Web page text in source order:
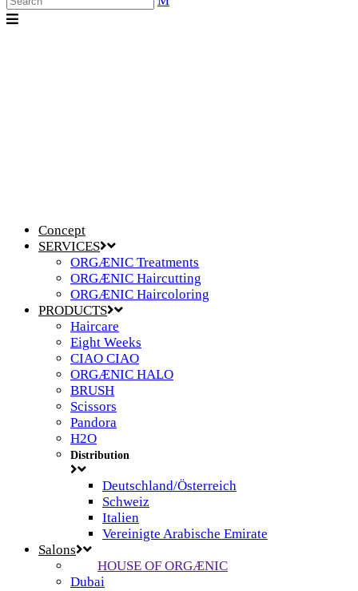
Concept
SERVICES
ORGÆNIC Treatments
ORGÆNIC Haircutting
ORGÆNIC Haircoloring
PRODUCTS
Haircare
Eight Weeks
CIAO CIAO
ORGÆNIC HALO
BRUSH
Scissors
Pandora
H2O
Distribution
Deutschland/Österreich
Schweiz
Italien
Vereinigte Arabische Emirate
Salons
HOUSE OF ORGÆNIC
Dubai